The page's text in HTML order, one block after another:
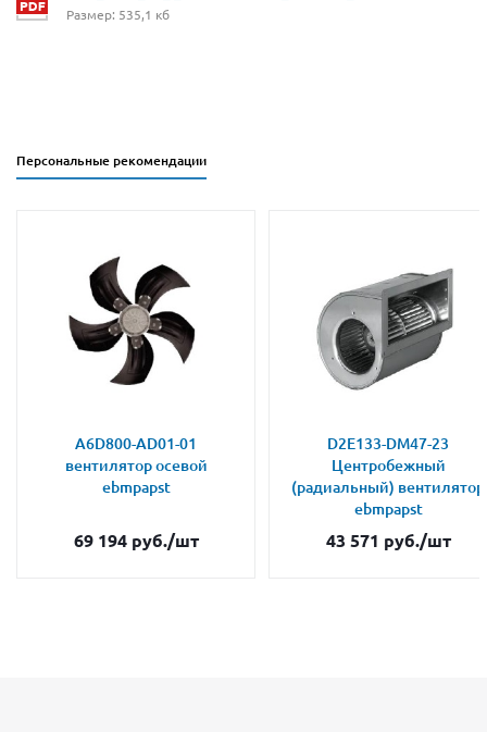
Размер: 535,1 кб
Персональные рекомендации
A6D800-AD01-01
вентилятор осевой
ebmpapst
69 194руб./шт
D2E133-DM47-23
Центробежный
(радиальный) вентилятор
ebmpapst
43 571 руб./шт